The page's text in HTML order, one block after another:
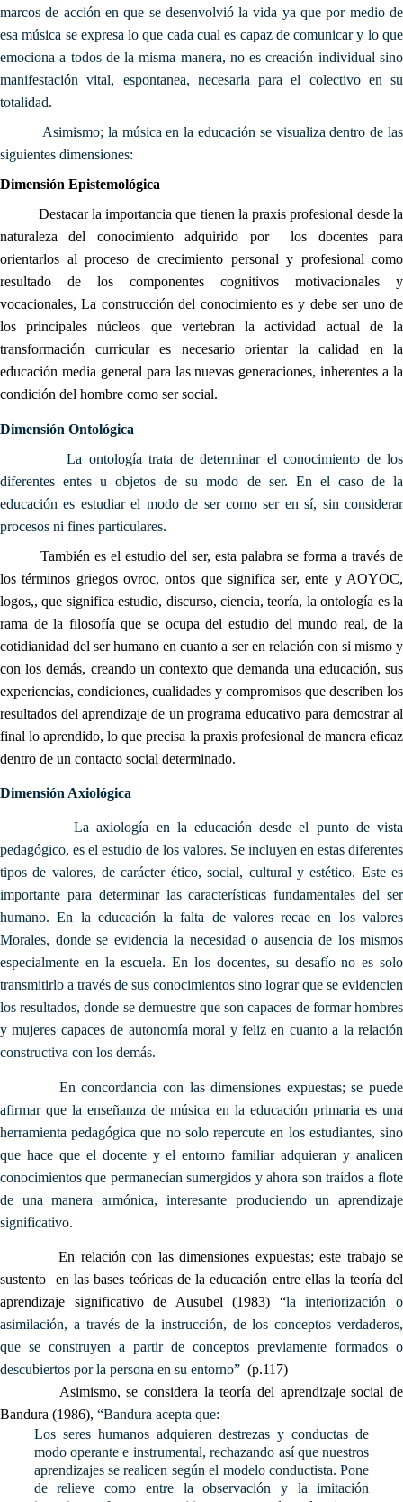
marcos de acción en que se desenvolvió la vida ya que por medio de
esa música se expresa lo que cada cual es capaz de comunicar y lo que
emociona a todos de la misma manera, no es creación individual sino
manifestación vital, espontanea, necesaria para el colectivo en su
totalidad.
Asimismo; la música en la educación se visualiza dentro de las
siguientes dimensiones:
Dimensión Epistemológica
Destacar la importancia que tienen la praxis profesional desde la
naturaleza del conocimiento adquirido por los docentes para
orientarlos al proceso de crecimiento personal y profesional como
resultado de los componentes cognitivos motivacionales y
vocacionales, La construcción del conocimiento es y debe ser uno de
los principales núcleos que vertebran la actividad actual de la
transformación curricular es necesario orientar la calidad en la
educación media general para las nuevas generaciones, inherentes a la
condición del hombre como ser social.
Dimensión Ontológica
La ontología trata de determinar el conocimiento de los
diferentes entes u objetos de su modo de ser. En el caso de la
educación es estudiar el modo de ser como ser en sí, sin considerar
procesos ni fines particulares.
También es el estudio del ser, esta palabra se forma a través de
los términos griegos ovroc, ontos que significa ser, ente y AOYOC,
logos,, que significa estudio, discurso, ciencia, teoría, la ontología es la
rama de la filosofía que se ocupa del estudio del mundo real, de la
cotidianidad del ser humano en cuanto a ser en relación con si mismo y
con los demás, creando un contexto que demanda una educación, sus
experiencias, condiciones, cualidades y compromisos que describen los
resultados del aprendizaje de un programa educativo para demostrar al
final lo aprendido, lo que precisa la praxis profesional de manera eficaz
dentro de un contacto social determinado.
Dimensión Axiológica
La axiología en la educación desde el punto de vista
pedagógico, es el estudio de los valores. Se incluyen en estas diferentes
tipos de valores, de carácter ético, social, cultural y estético. Este es
importante para determinar las características fundamentales del ser
humano. En la educación la falta de valores recae en los valores
Morales, donde se evidencia la necesidad o ausencia de los mismos
especialmente en la escuela. En los docentes, su desafío no es solo
transmitirlo a través de sus conocimientos sino lograr que se evidencien
los resultados, donde se demuestre que son capaces de formar hombres
y mujeres capaces de autonomía moral y feliz en cuanto a la relación
constructiva con los demás.
En concordancia con las dimensiones expuestas; se puede
afirmar que la enseñanza de música en la educación primaria es una
herramienta pedagógica que no solo repercute en los estudiantes, sino
que hace que el docente y el entorno familiar adquieran y analicen
conocimientos que permanecían sumergidos y ahora son traídos a flote
de una manera armónica, interesante produciendo un aprendizaje
significativo.
En relación con las dimensiones expuestas; este trabajo se
sustento en las bases teóricas de la educación entre ellas la teoría del
aprendizaje significativo de Ausubel (1983) “la interiorización o
asimilación, a través de la instrucción, de los conceptos verdaderos,
que se construyen a partir de conceptos previamente formados o
descubiertos por la persona en su entorno” (p.117)
Asimismo, se considera la teoría del aprendizaje social de
Bandura (1986), “Bandura acepta que:
Los seres humanos adquieren destrezas y conductas de
modo operante e instrumental, rechazando así que nuestros
aprendizajes se realicen según el modelo conductista. Pone
de relieve como entre la observación y la imitación